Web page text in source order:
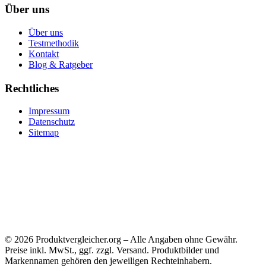
Über uns
Über uns
Testmethodik
Kontakt
Blog & Ratgeber
Rechtliches
Impressum
Datenschutz
Sitemap
© 2026 Produktvergleicher.org – Alle Angaben ohne Gewähr.
Preise inkl. MwSt., ggf. zzgl. Versand. Produktbilder und
Markennamen gehören den jeweiligen Rechteinhabern.